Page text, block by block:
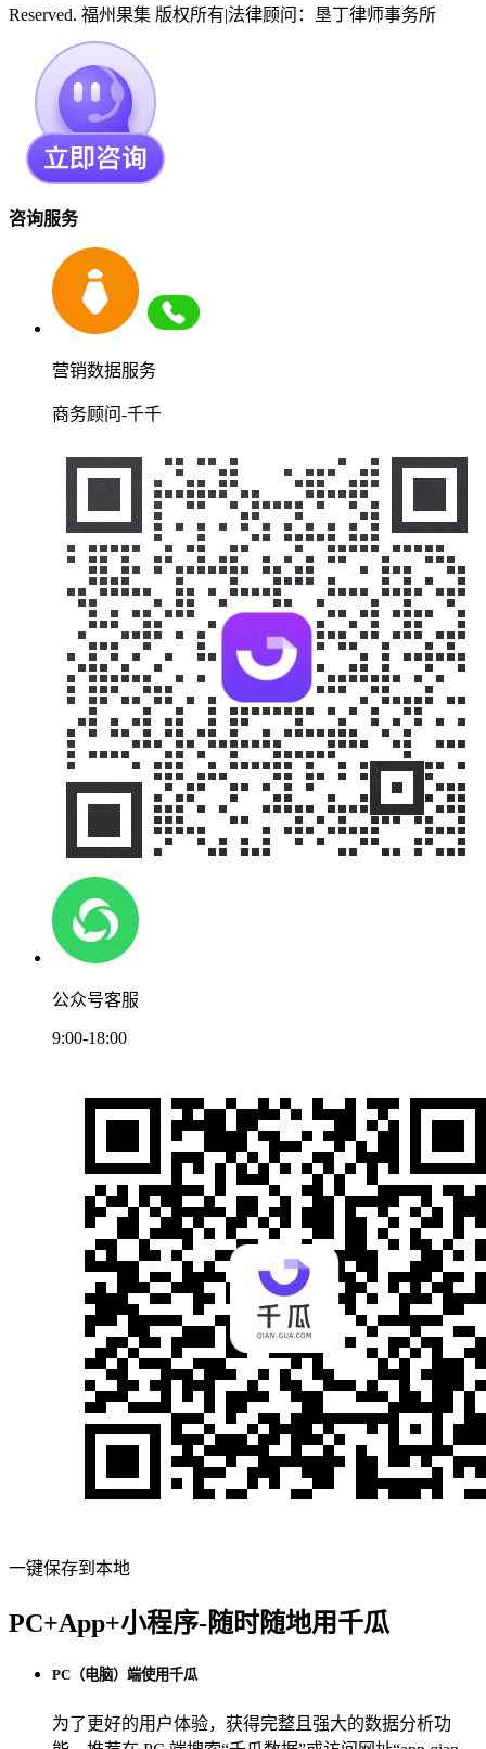
Reserved. 福州果集 版权所有|法律顾问：垦丁律师事务所
咨询服务
营销数据服务
商务顾问-千千
公众号客服
9:00-18:00
一键保存到本地
PC+App+小程序-随时随地用千瓜
PC（电脑）端使用千瓜
为了更好的用户体验，获得完整且强大的数据分析功